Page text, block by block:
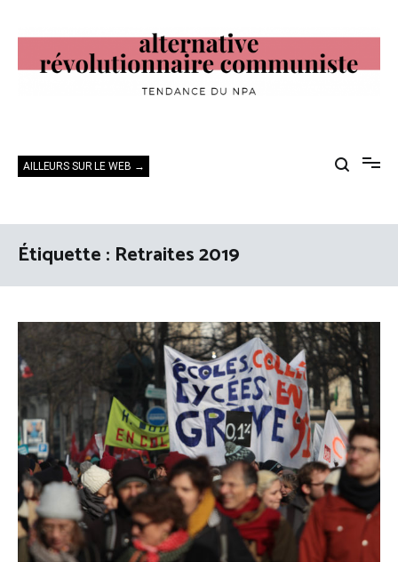
contenu
AILLEURS SUR LE WEB →
Étiquette : Retraites 2019